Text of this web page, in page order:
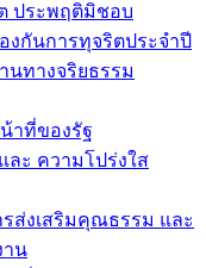
ประพฤติมิชอบ
งกันการทุจริตประจำปี
นทางจริยธรรม
าที่ของรัฐ
ะ ความโปร่งใส
ส่งเสริมคุณธรรม และ
าน